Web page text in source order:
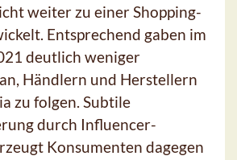
weiter zu einer Shopping-
Entsprechend gaben im
deutlich weniger
Händlern und Herstellern
zu folgen. Subtile
durch Influencer-
Konsumenten dagegen